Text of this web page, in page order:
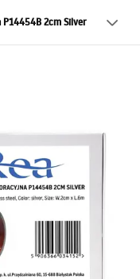
2cm Silver